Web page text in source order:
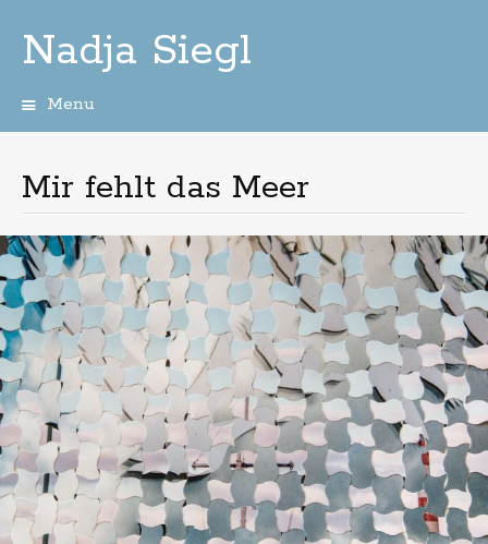
Nadja Siegl
Menu
Mir fehlt das Meer